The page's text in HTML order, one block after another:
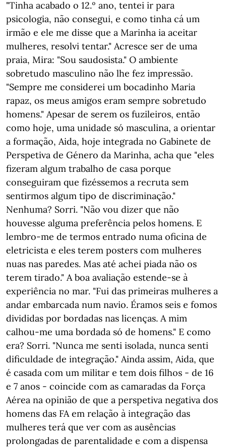
"Tinha acabado o 12.º ano, tentei ir para
psicologia, não consegui, e como tinha cá um
irmão e ele me disse que a Marinha ia aceitar
mulheres, resolvi tentar." Acresce ser de uma
praia, Mira: "Sou saudosista." O ambiente
sobretudo masculino não lhe fez impressão.
"Sempre me considerei um bocadinho Maria
rapaz, os meus amigos eram sempre sobretudo
homens." Apesar de serem os fuzileiros, então
como hoje, uma unidade só masculina, a orientar
a formação, Aida, hoje integrada no Gabinete de
Perspetiva de Género da Marinha, acha que "eles
fizeram algum trabalho de casa porque
conseguiram que fizéssemos a recruta sem
sentirmos algum tipo de discriminação."
Nenhuma? Sorri. "Não vou dizer que não
houvesse alguma preferência pelos homens. E
lembro-me de termos entrado numa oficina de
eletricista e eles terem posters com mulheres
nuas nas paredes. Mas até achei piada não os
terem tirado." A boa avaliação estende-se à
experiência no mar. "Fui das primeiras mulheres a
andar embarcada num navio. Éramos seis e fomos
divididas por bordadas nas licenças. A mim
calhou-me uma bordada só de homens." E como
era? Sorri. "Nunca me senti isolada, nunca senti
dificuldade de integração." Ainda assim, Aida, que
é casada com um militar e tem dois filhos - de 16
e 7 anos - coincide com as camaradas da Força
Aérea na opinião de que a perspetiva negativa dos
homens das FA em relação à integração das
mulheres terá que ver com as ausências
prolongadas de parentalidade e com a dispensa